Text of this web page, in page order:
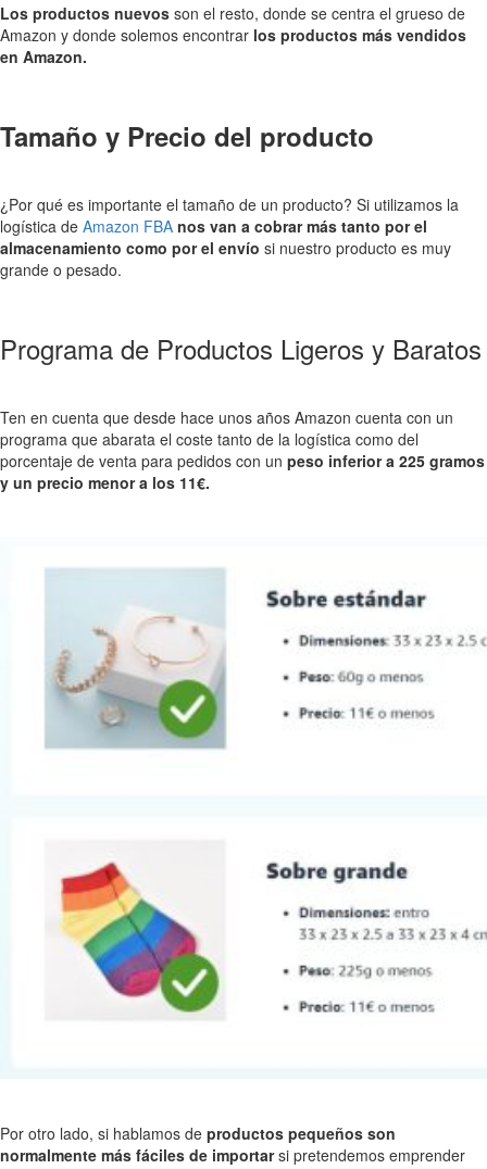
Los productos nuevos son el resto, donde se centra el grueso de
Amazon y donde solemos encontrar los productos más vendidos
en Amazon.
Tamaño y Precio del producto
¿Por qué es importante el tamaño de un producto? Si utilizamos la
logística de Amazon FBA nos van a cobrar más tanto por el
almacenamiento como por el envío si nuestro producto es muy
grande o pesado.
Programa de Productos Ligeros y Baratos
Ten en cuenta que desde hace unos años Amazon cuenta con un
programa que abarata el coste tanto de la logística como del
porcentaje de venta para pedidos con un peso inferior a 225 gramos
y un precio menor a los 11€.
Por otro lado, si hablamos de productos pequeños son
normalmente más fáciles de importarsi pretendemos emprender